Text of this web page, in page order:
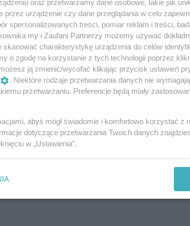
relaksację i wzmocnienie systemu
siebie, ale i spojrzeć na świat zewnętrzny
i pomaga odblokować emocje. Jest więc
1259803502844614/
oraz przetwarzamy dane osobowe, takie jak
przez urządzenie czy dane przeglądania w celu
spersonalizowanych treści, pomiar reklam i treści,
my i Zaufani Partnerzy możemy używać
charakterystykę urządzenia do celów
o zgodę na korzystanie z tych technologii poprzez
ją zmienić/wycofać klikając przycisk ustawień
. Niektóre rodzaje przetwarzania danych nie
przetwarzaniu. Preferencje będą miały
abyś mógł świadomie i komfortowo korzystać z
dotyczące przetwarzania Twoich danych
w „Ustawienia”.